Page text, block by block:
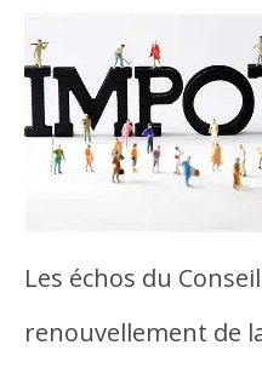
Les échos du
renouvellement de